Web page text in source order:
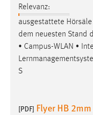
Relevanz:
ausgestattete
dem neuesten Stand
• Campus-WLAN •
S
[PDF] Flyer HB